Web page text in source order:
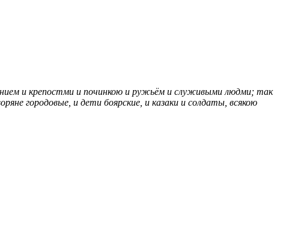
и крепостми и починкою и ружьём и служивыми людми; так
городовые, и дети боярские, и казаки и солдаты, всякою